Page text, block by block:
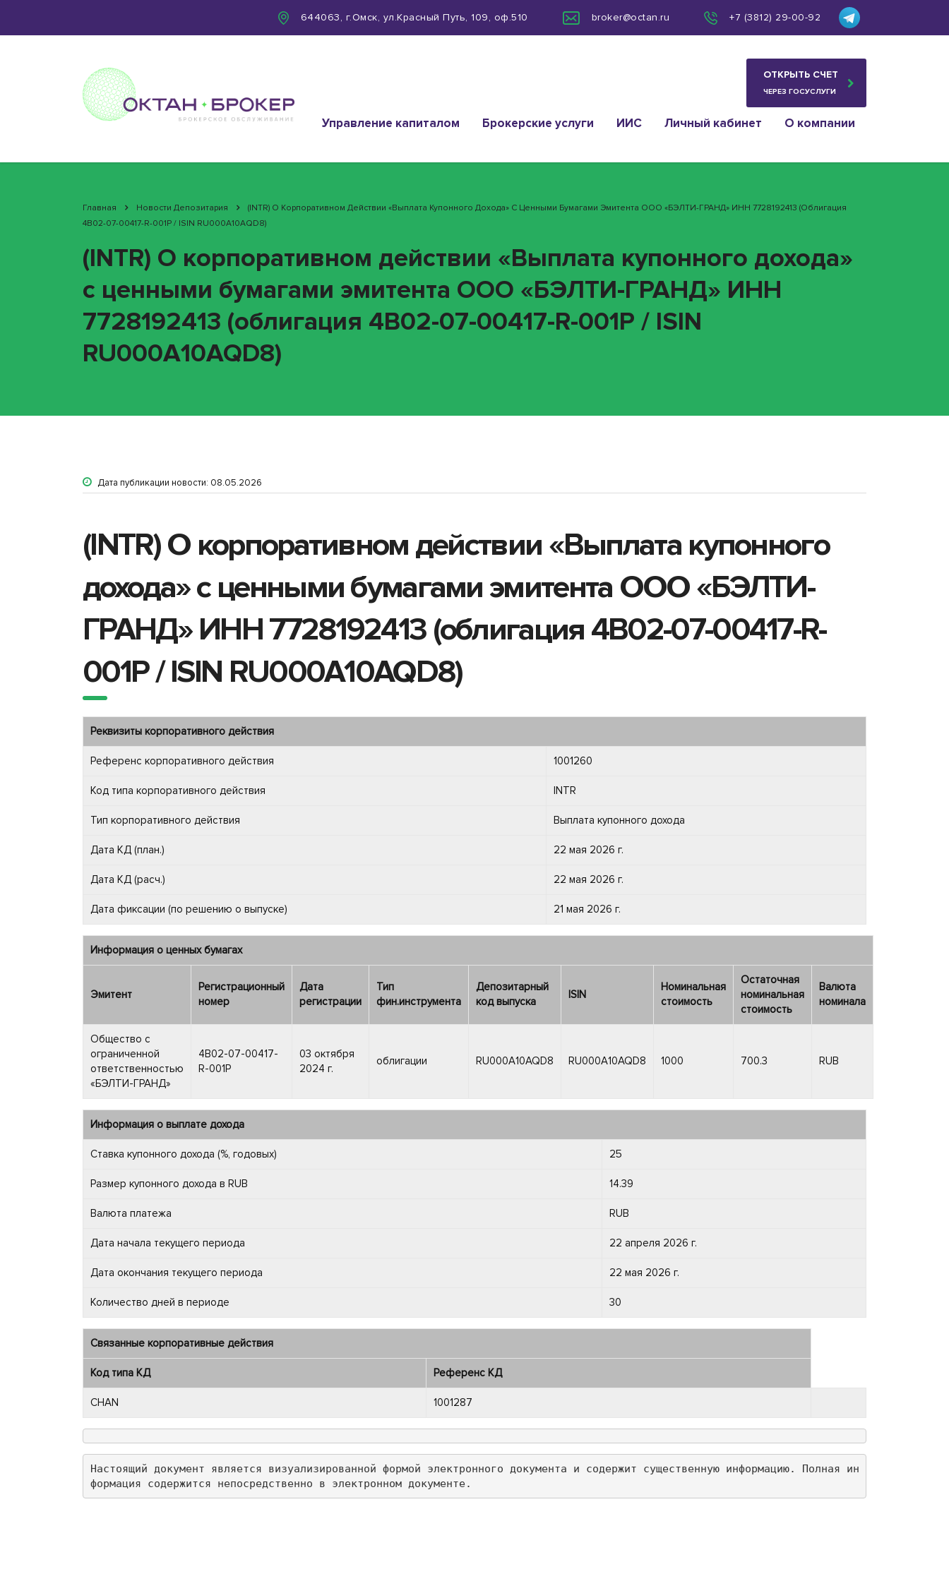
644063, г.Омск, ул.Красный Путь, 109, оф.510 broker@octan.ru +7 (3812) 29-00-92
ОТКРЫТЬ СЧЕТ
ЧЕРЕЗ ГОСУСЛУГИ
Управление капиталом Брокерские услуги ИИС Личный кабинет О компании
Главная Новости Депозитария
(INTR) О Корпоративном Действии «Выплата Купонного Дохода» С Ценными Бумагами Эмитента ООО «БЭЛТИ-ГРАНД» ИНН 7728192413 (облигация
4B02-07-00417-R-001P / ISIN RU000A10AQD8)
(INTR) О корпоративном действии «Выплата купонного дохода»
с ценными бумагами эмитента ООО «БЭЛТИ-ГРАНД» ИНН
7728192413 (облигация 4B02-07-00417-R-001P / ISIN
RU000A10AQD8)
Дата публикации новости: 08.05.2026
(INTR) О корпоративном действии «Выплата купонного
дохода» с ценными бумагами эмитента ООО «БЭЛТИ-
ГРАНД» ИНН 7728192413 (облигация 4B02-07-00417-R-
001P / ISIN RU000A10AQD8)
Реквизиты корпоративного действия
Референс корпоративного действия 1001260
Код типа корпоративного действия INTR
Тип корпоративного действия Выплата купонного дохода
Дата КД (план.) 22 мая 2026 г.
Дата КД (расч.) 22 мая 2026 г.
Дата фиксации (по решению о выпуске) 21 мая 2026 г.
Информация о ценных бумагах
Эмитент
Регистрационный
номер
Дата
регистрации
Тип
фин.инструмента
Депозитарный
код выпуска
ISIN
Номинальная
стоимость
Остаточная
номинальная
стоимость
Валюта
номинала
Общество с
ограниченной
ответственностью
«БЭЛТИ-ГРАНД»
4B02-07-00417-
R-001P
03 октября
2024 г.
облигации RU000A10AQD8 RU000A10AQD8 1000 700.3 RUB
Информация о выплате дохода
Ставка купонного дохода (%, годовых) 25
Размер купонного дохода в RUB 14.39
Валюта платежа RUB
Дата начала текущего периода 22 апреля 2026 г.
Дата окончания текущего периода 22 мая 2026 г.
Количество дней в периоде 30
Связанные корпоративные действия
Код типа КД Референс КД
CHAN 1001287
Настоящий документ является визуализированной формой электронного документа и содержит существенную информацию. Полная ин
формация содержится непосредственно в электронном документе.